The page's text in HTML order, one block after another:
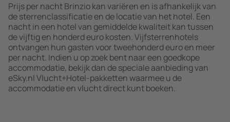
Prijs per nacht Brinzio kan variëren en is afhankelijk van
de sterrenclassificatie en de locatie van het hotel. Een
nacht in een hotel van gemiddelde kwaliteit kan tussen
de vijftig en honderd euro kosten. Vijfsterrenhotels
ontvangen hun gasten voor tweehonderd euro en meer
per nacht. Indien u op zoek bent naar een goedkope
accommodatie, bekijk dan de speciale aanbieding van
eSky.nl Vlucht+Hotel-pakketten waarmee u de
accommodatie en vlucht direct kunt boeken.